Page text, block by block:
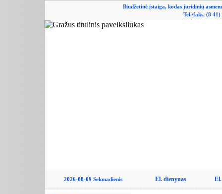
Biudžetinė įstaiga, kodas juridinių
Tel./faks. (8
2026-08-09 Sekmadienis El. dienynas